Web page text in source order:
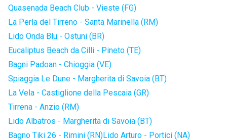
Quasenada Beach Club - Vieste (FG)
La Perla del Tirreno - Santa Marinella (RM)
Lido Onda Blu - Ostuni (BR)
Eucaliptus Beach da Cilli - Pineto (TE)
Bagni Padoan - Chioggia (VE)
Spiaggia Le Dune - Margherita di Savoia (BT)
La Vela - Castiglione della Pescaia (GR)
Tirrena - Anzio (RM)
Lido Albatros - Margherita di Savoia (BT)
Bagno Tiki 26 - Rimini (RN)Lido Arturo - Portici (NA)